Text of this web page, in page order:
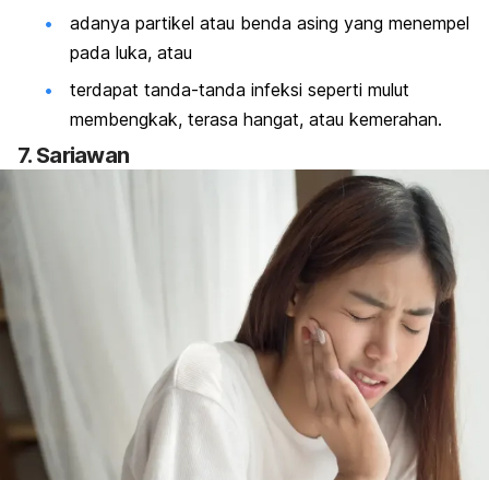
adanya partikel atau benda asing yang menempel
pada luka, atau
terdapat tanda-tanda infeksi seperti mulut
membengkak, terasa hangat, atau kemerahan.
7. Sariawan